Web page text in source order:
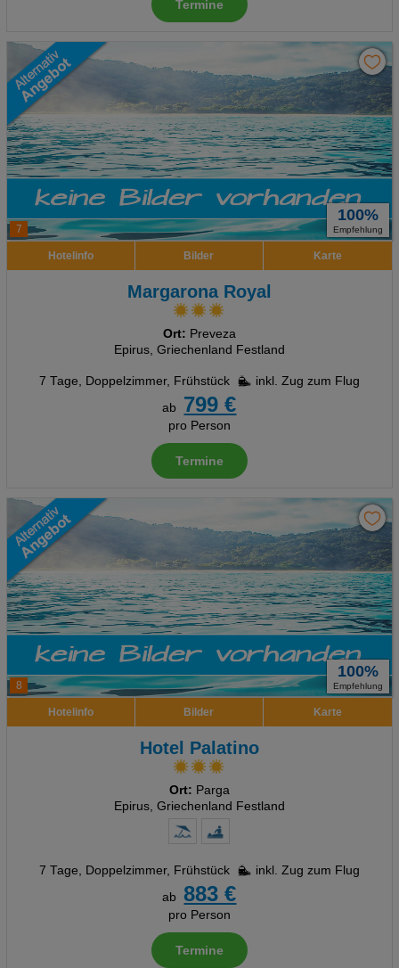
Termine
7
100%
Empfehlung
Hotelinfo Bilder Karte
Margarona Royal
Ort: Preveza
Epirus, Griechenland Festland
7 Tage, Doppelzimmer, Frühstück
inkl. Zug zum Flug
ab
799 €
pro Person
Termine
8
100%
Empfehlung
Hotelinfo Bilder Karte
Hotel Palatino
Ort: Parga
Epirus, Griechenland Festland
7 Tage, Doppelzimmer, Frühstück
inkl. Zug zum Flug
ab
883 €
pro Person
Termine